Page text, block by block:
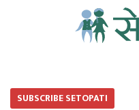
SUBSCRIBE SETOPATI